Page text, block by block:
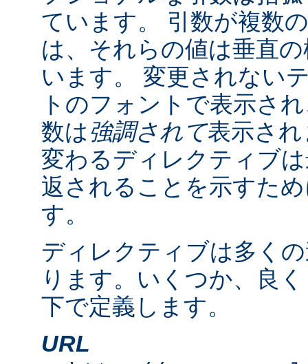
ています。 引数が複数
は、それらの値は垂直
います。 変更されない
トのフォントで表示さ
数は強調されて表示さ
変わるディレクティブ
返されることを示すた
す。
ディレクティブは多く
ります。いくつか、良
下で定義します。
URL